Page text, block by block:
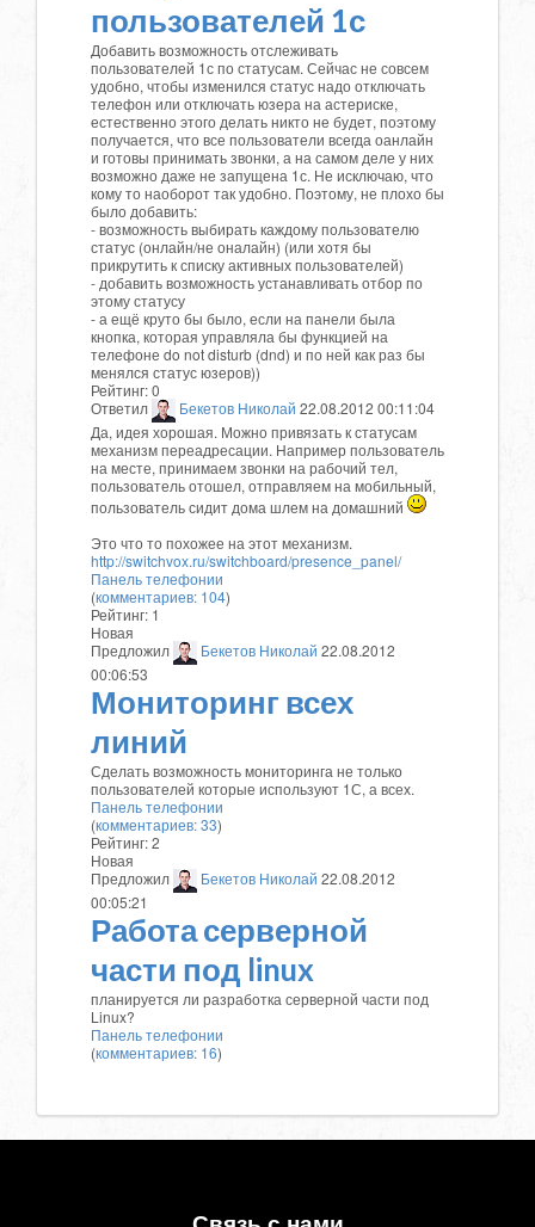
пользователей 1с
Добавить возможность отслеживать
пользователей 1с по статусам. Сейчас не совсем
удобно, чтобы изменился статус надо отключать
телефон или отключать юзера на астериске,
естественно этого делать никто не будет, поэтому
получается, что все пользователи всегда оанлайн
и готовы принимать звонки, а на самом деле у них
возможно даже не запущена 1с. Не исключаю, что
кому то наоборот так удобно. Поэтому, не плохо бы
было добавить:
- возможность выбирать каждому пользователю
статус (онлайн/не оналайн) (или хотя бы
прикрутить к списку активных пользователей)
- добавить возможность устанавливать отбор по
этому статусу
- а ещё круто бы было, если на панели была
кнопка, которая управляла бы функцией на
телефоне do not disturb (dnd) и по ней как раз бы
менялся статус юзеров))
Рейтинг:0
Ответил
Бекетов Николай 22.08.2012 00:11:04
Да, идея хорошая. Можно привязать к статусам
механизм переадресации. Например пользователь
на месте, принимаем звонки на рабочий тел,
пользователь отошел, отправляем на мобильный,
пользователь сидит дома шлем на домашний
Это что то похожее на этот механизм.
http://switchvox.ru/switchboard/presence_panel/
Панель телефонии
(комментариев: 104)
Рейтинг: 1
Новая
Предложил
Бекетов Николай 22.08.2012
00:06:53
Мониторинг всех
линий
Сделать возможность мониторинга не только
пользователей которые используют 1С, а всех.
Панель телефонии
(комментариев: 33)
Рейтинг:2
Новая
Предложил
Бекетов Николай 22.08.2012
00:05:21
Работа серверной
части под linux
планируется ли разработка серверной части под
Linux?
Панель телефонии
(комментариев: 16)